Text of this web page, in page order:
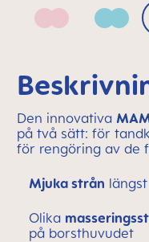
Blush Sage
Den innovativa
på två sätt: för
för rengöring av de
Mjuka strån
Olika
på borsthuvudet